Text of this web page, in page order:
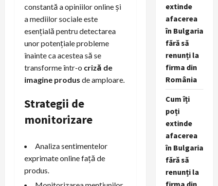
constantă a opiniilor online și
a mediilor sociale este
esențială pentru detectarea
unor potențiale probleme
înainte ca acestea să se
transforme într-o criză de
imagine produs de amploare.
Strategii de
monitorizare
Analiza sentimentelor
exprimate online față de
produs.
extinde
afacerea
în Bulgaria
fără să
renunți la
firma din
România
Cum îți
poți
extinde
afacerea
în Bulgaria
fără să
renunți la
firma din